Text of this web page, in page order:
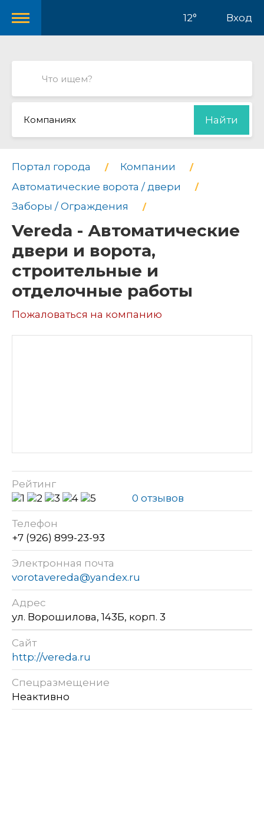
12° Вход
Компаниях Найти
Портал города
Компании
Автоматические ворота / двери
Заборы / Ограждения
Vereda - Автоматические
двери и ворота,
строительные и
отделочные работы
Пожаловаться на компанию
Рейтинг
0 отзывов
Телефон
+7 (926) 899-23-93
Электронная почта
vorotavereda@yandex.ru
Адрес
ул. Ворошилова, 143Б, корп. 3
Сайт
http://vereda.ru
Спецразмещение
Неактивно